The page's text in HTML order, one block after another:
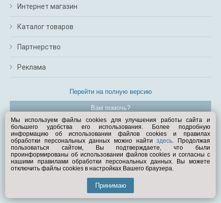
Интернет магазин
Каталог товаров
Партнерство
Реклама
Перейти на полную версию
Вам помочь?
© Exist.ru 1998—2026
Мы используем файлы cookies для улучшения работы сайта и
большего удобства его использования. Более подробную
информацию об использовании файлов cookies и правилах
обработки персональных данных можно найтиздесь. Продолжая
пользоваться сайтом, Вы подтверждаете, что были
проинформированы об использовании файлов cookies и согласны с
нашими правилами обработки персональных данных. Вы можете
отключить файлы cookies в настройках Вашего браузера.
Принимаю